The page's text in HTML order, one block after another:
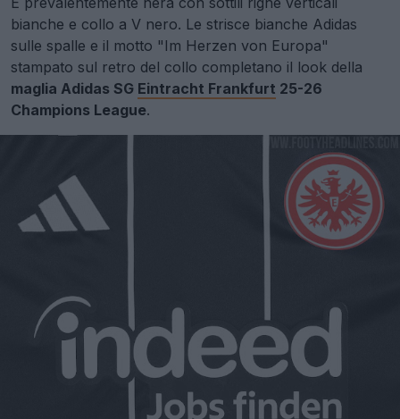
bianche e collo a V nero. Le strisce bianche Adidas
sulle spalle e il motto "Im Herzen von Europa"
stampato sul retro del collo completano il look della
maglia Adidas SG Eintracht Frankfurt 25-26
Champions League.